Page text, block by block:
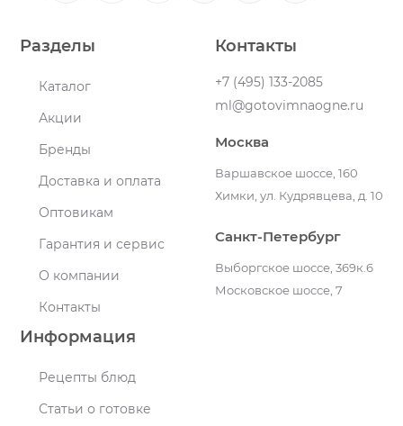
Разделы
Каталог
Акции
Бренды
Доставка и оплата
Оптовикам
Гарантия и сервис
О компании
Контакты
Информация
Рецепты блюд
Статьи о готовке
Контакты
+7 (495) 133-2085
ml@gotovimnaogne.ru
Москва
Варшавское шоссе, 160
Химки, ул. Кудрявцева, д. 10
Санкт-Петербург
Выборгское шоссе, 369к.6
Московское шоссе, 7